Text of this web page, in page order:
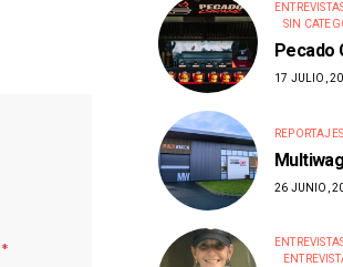
5 AGOSTO, 2026
*
SIN
Pecado
17 JULIO,
REPORTAJES
26 JUNIO,